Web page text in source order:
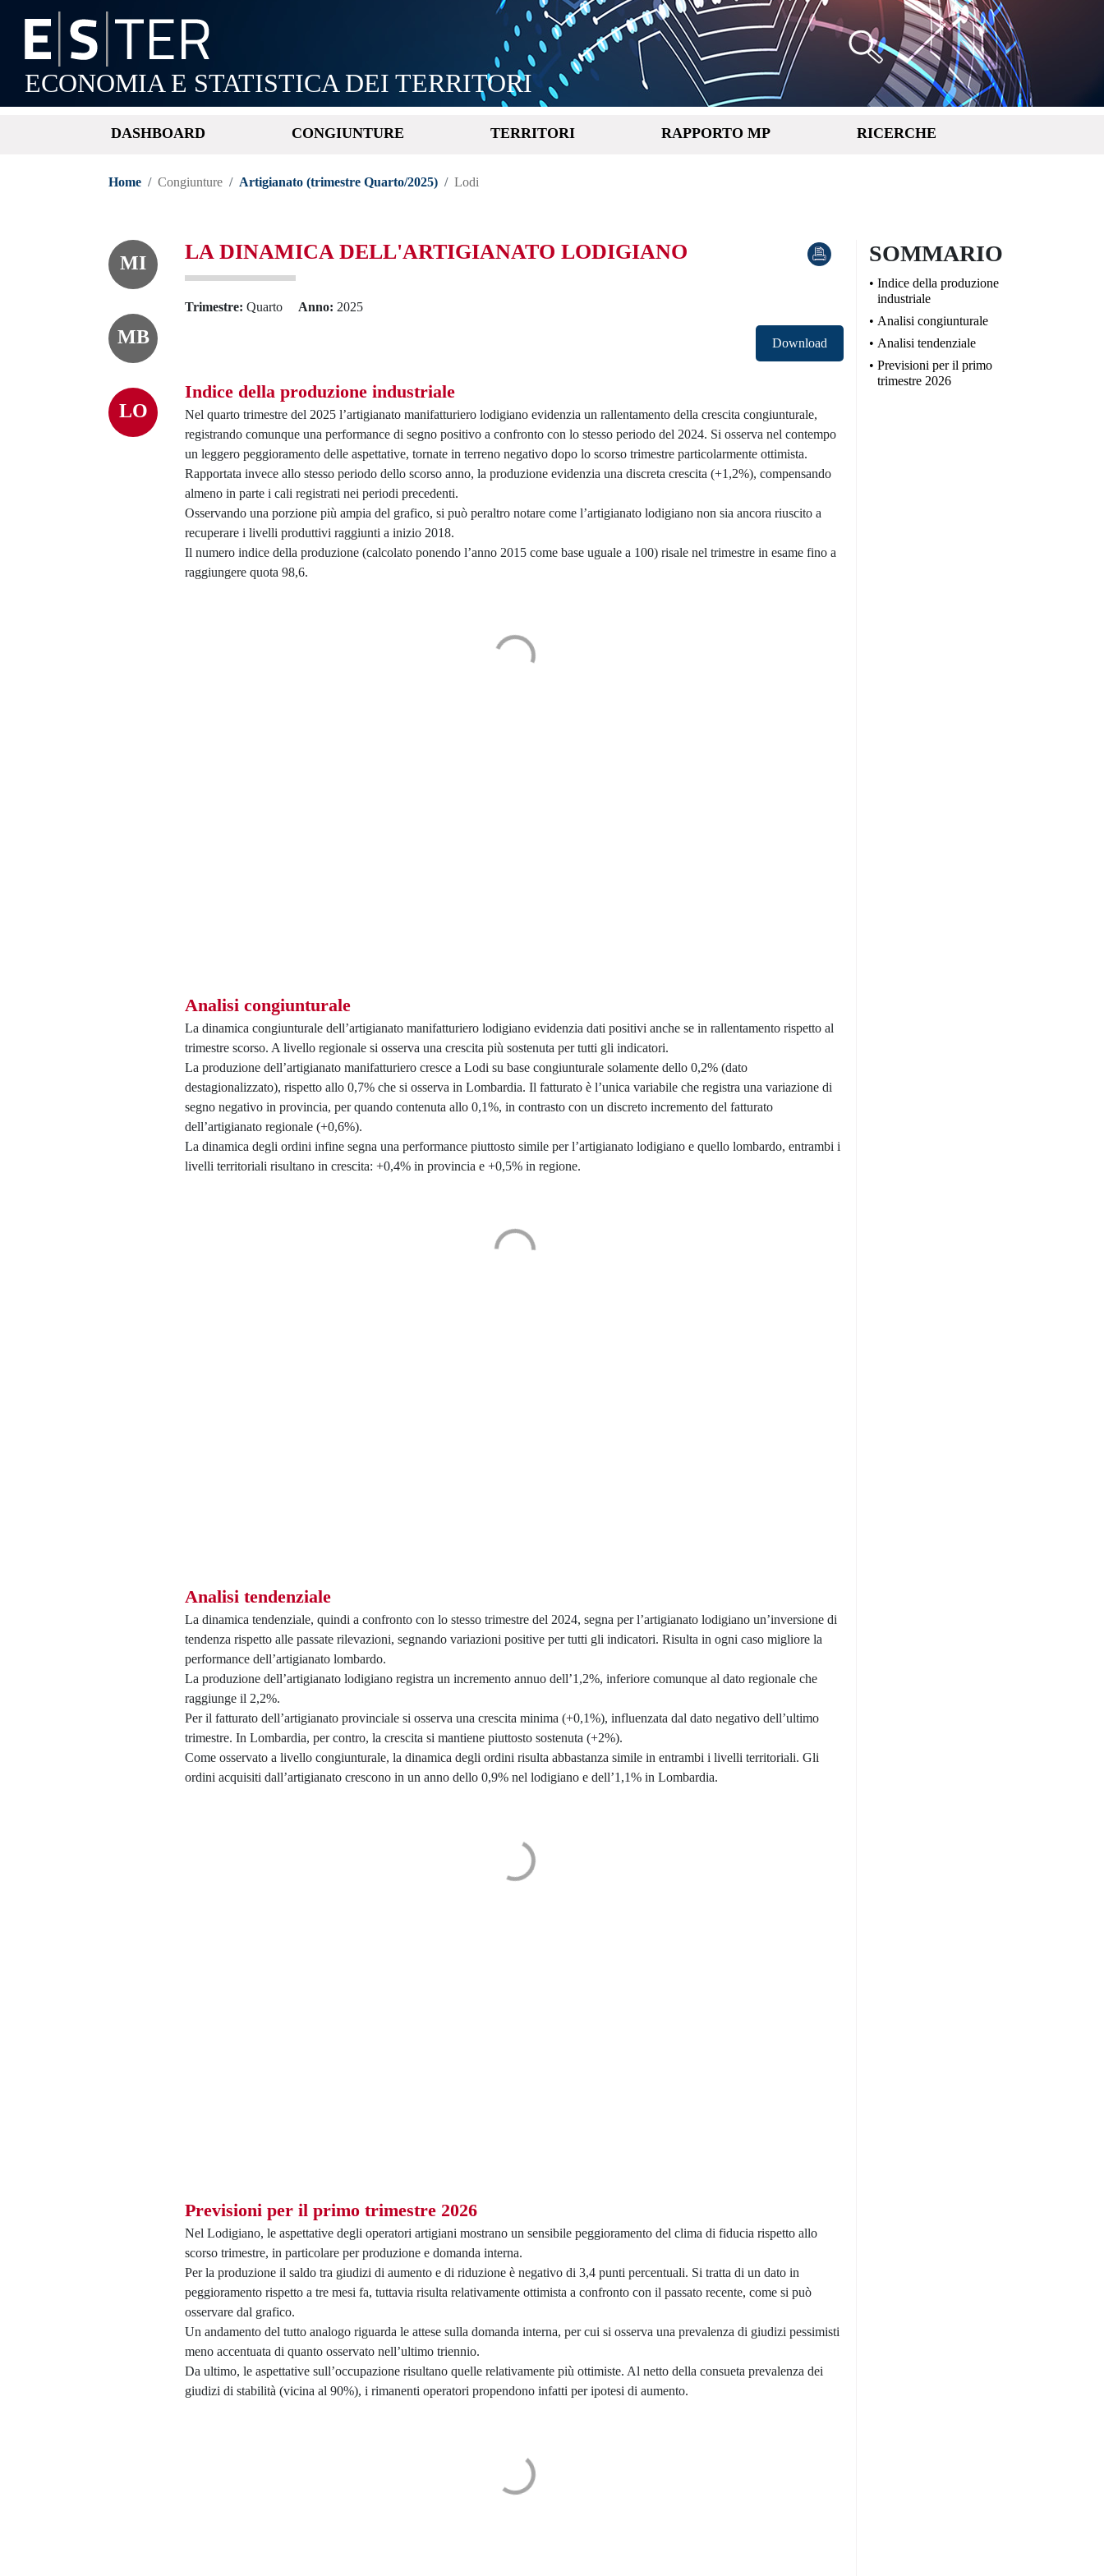
Salta
al
contenuto
principale
ECONOMIA E STATISTICA DEI TERRITORI
Cerca
DASHBOARD CONGIUNTURE TERRITORI RAPPORTO MP RICERCHE
Home Congiunture Artigianato (trimestre Quarto/2025) Lodi
MI
MB
LO
LA DINAMICA DELL'ARTIGIANATO LODIGIANO
Trimestre Quarto Anno 2025
Download
Indice della produzione industriale
Nel quarto trimestre del 2025 l’artigianato manifatturiero lodigiano evidenzia un rallentamento della crescita congiunturale,
registrando comunque una performance di segno positivo a confronto con lo stesso periodo del 2024. Si osserva nel contempo
un leggero peggioramento delle aspettative, tornate in terreno negativo dopo lo scorso trimestre particolarmente ottimista.
Rapportata invece allo stesso periodo dello scorso anno, la produzione evidenzia una discreta crescita (+1,2%), compensando
almeno in parte i cali registrati nei periodi precedenti.
Osservando una porzione più ampia del grafico, si può peraltro notare come l’artigianato lodigiano non sia ancora riuscito a
recuperare i livelli produttivi raggiunti a inizio 2018.
Il numero indice della produzione (calcolato ponendo l’anno 2015 come base uguale a 100) risale nel trimestre in esame fino a
raggiungere quota 98,6.
Analisi congiunturale
La dinamica congiunturale dell’artigianato manifatturiero lodigiano evidenzia dati positivi anche se in rallentamento rispetto al
trimestre scorso. A livello regionale si osserva una crescita più sostenuta per tutti gli indicatori.
La produzione dell’artigianato manifatturiero cresce a Lodi su base congiunturale solamente dello 0,2% (dato
destagionalizzato), rispetto allo 0,7% che si osserva in Lombardia. Il fatturato è l’unica variabile che registra una variazione di
segno negativo in provincia, per quando contenuta allo 0,1%, in contrasto con un discreto incremento del fatturato
dell’artigianato regionale (+0,6%).
La dinamica degli ordini infine segna una performance piuttosto simile per l’artigianato lodigiano e quello lombardo, entrambi i
livelli territoriali risultano in crescita: +0,4% in provincia e +0,5% in regione.
Analisi tendenziale
La dinamica tendenziale, quindi a confronto con lo stesso trimestre del 2024, segna per l’artigianato lodigiano un’inversione di
tendenza rispetto alle passate rilevazioni, segnando variazioni positive per tutti gli indicatori. Risulta in ogni caso migliore la
performance dell’artigianato lombardo.
La produzione dell’artigianato lodigiano registra un incremento annuo dell’1,2%, inferiore comunque al dato regionale che
raggiunge il 2,2%.
Per il fatturato dell’artigianato provinciale si osserva una crescita minima (+0,1%), influenzata dal dato negativo dell’ultimo
trimestre. In Lombardia, per contro, la crescita si mantiene piuttosto sostenuta (+2%).
Come osservato a livello congiunturale, la dinamica degli ordini risulta abbastanza simile in entrambi i livelli territoriali. Gli
ordini acquisiti dall’artigianato crescono in un anno dello 0,9% nel lodigiano e dell’1,1% in Lombardia.
Previsioni per il primo trimestre 2026
Nel Lodigiano, le aspettative degli operatori artigiani mostrano un sensibile peggioramento del clima di fiducia rispetto allo
scorso trimestre, in particolare per produzione e domanda interna.
Per la produzione il saldo tra giudizi di aumento e di riduzione è negativo di 3,4 punti percentuali. Si tratta di un dato in
peggioramento rispetto a tre mesi fa, tuttavia risulta relativamente ottimista a confronto con il passato recente, come si può
osservare dal grafico.
Un andamento del tutto analogo riguarda le attese sulla domanda interna, per cui si osserva una prevalenza di giudizi pessimisti
meno accentuata di quanto osservato nell’ultimo triennio.
Da ultimo, le aspettative sull’occupazione risultano quelle relativamente più ottimiste. Al netto della consueta prevalenza dei
giudizi di stabilità (vicina al 90%), i rimanenti operatori propendono infatti per ipotesi di aumento.
SOMMARIO
Indice della produzione
industriale
Analisi congiunturale
Analisi tendenziale
Previsioni per il primo
trimestre 2026